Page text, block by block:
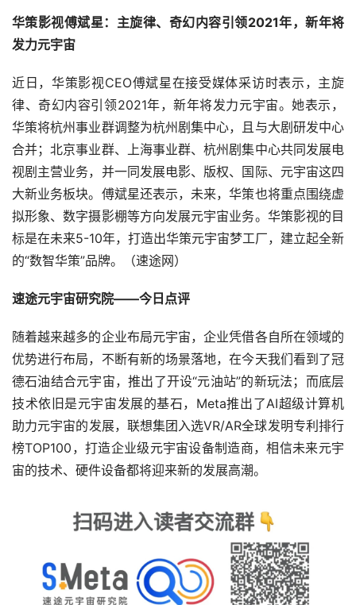
华策影视傅斌星：主旋律、奇幻内容引领2021年，新年将
发力元宇宙
近日，华策影视CEO傅斌星在接受媒体采访时表示，主旋
律、奇幻内容引领2021年，新年将发力元宇宙。她表示，
华策将杭州事业群调整为杭州剧集中心，且与大剧研发中心
合并；北京事业群、上海事业群、杭州剧集中心共同发展电
视剧主营业务，并一同发展电影、版权、国际、元宇宙这四
大新业务板块。傅斌星还表示，未来，华策也将重点围绕虚
拟形象、数字摄影棚等方向发展元宇宙业务。华策影视的目
标是在未来5-10年，打造出华策元宇宙梦工厂，建立起全新
的“数智华策”品牌。（速途网）
速途元宇宙研究院——今日点评
随着越来越多的企业布局元宇宙，企业凭借各自所在领域的
优势进行布局，不断有新的场景落地，在今天我们看到了冠
德石油结合元宇宙，推出了开设“元油站”的新玩法；而底层
技术依旧是元宇宙发展的基石，Meta推出了AI超级计算机
助力元宇宙的发展，联想集团入选VR/AR全球发明专利排行
榜TOP100，打造企业级元宇宙设备制造商，相信未来元宇
宙的技术、硬件设备都将迎来新的发展高潮。